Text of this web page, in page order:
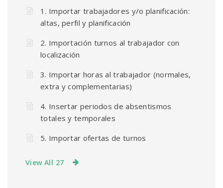
1. Importar trabajadores y/o planificación:
altas, perfil y planificación
2. Importación turnos al trabajador con
localización
3. Importar horas al trabajador (normales,
extra y complementarias)
4. Insertar periodos de absentismos
totales y temporales
5. Importar ofertas de turnos
View All 27